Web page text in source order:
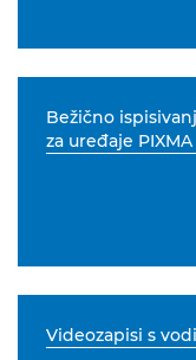
Bežično
za uređaje PIXMA
Videozapisi s